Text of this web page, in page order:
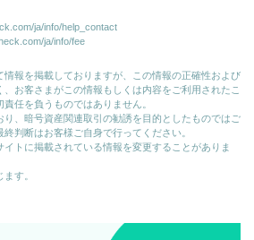
ja/info/help_contact
ja/info/fee
報を掲載しておりますが、この情報の正確性および
お客さまがこの情報もしくは内容をご利用されたこ
任を負うものではありません。
、暗号資産関連取引の勧誘を目的としたものではご
判断はお客様ご自身で行ってください。
トに掲載されている情報を変更することがありま
す。